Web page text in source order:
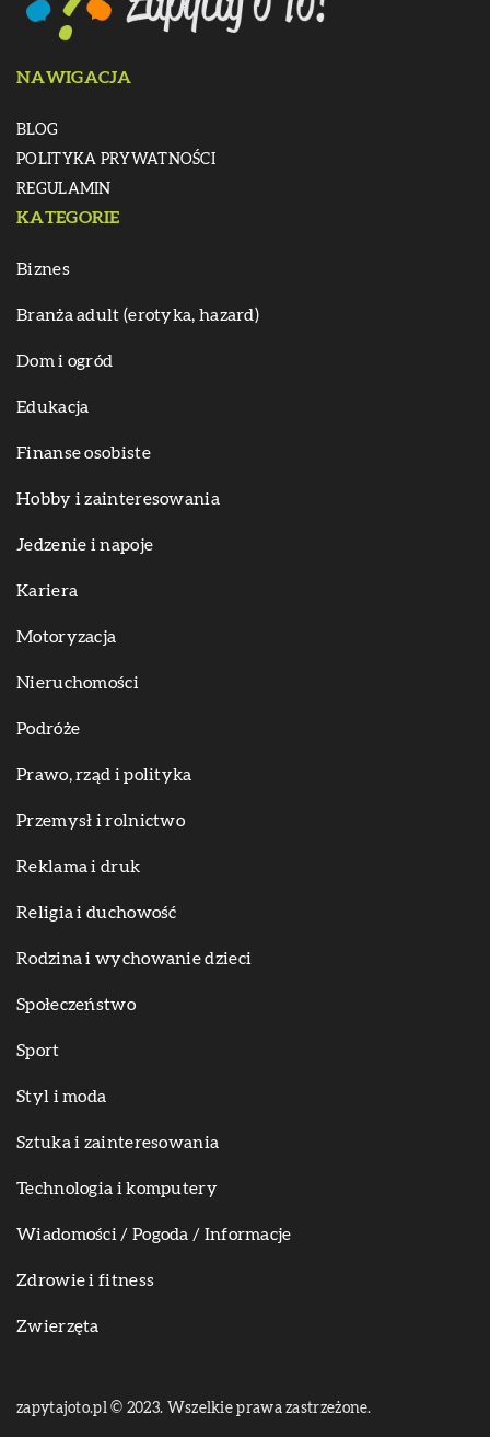
NAWIGACJA
BLOG
POLITYKA PRYWATNOŚCI
REGULAMIN
KATEGORIE
Biznes
Branża adult (erotyka, hazard)
Dom i ogród
Edukacja
Finanse osobiste
Hobby i zainteresowania
Jedzenie i napoje
Kariera
Motoryzacja
Nieruchomości
Podróże
Prawo, rząd i polityka
Przemysł i rolnictwo
Reklama i druk
Religia i duchowość
Rodzina i wychowanie dzieci
Społeczeństwo
Sport
Styl i moda
Sztuka i zainteresowania
Technologia i komputery
Wiadomości / Pogoda / Informacje
Zdrowie i fitness
Zwierzęta
zapytajoto.pl © 2023. Wszelkie prawa zastrzeżone.